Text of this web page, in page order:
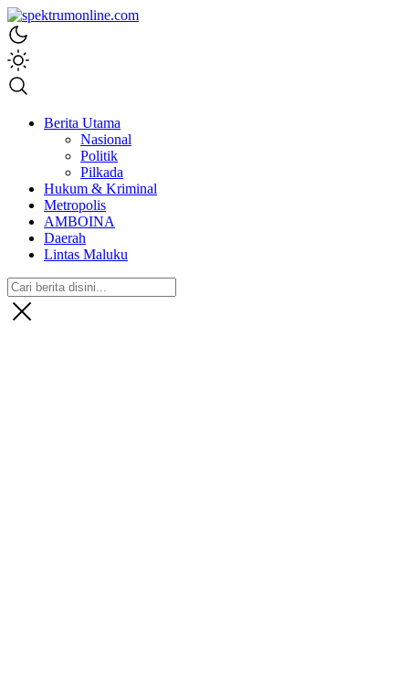
spektrumonline.com
Berita Utama
Nasional
Politik
Pilkada
Hukum & Kriminal
Metropolis
AMBOINA
Daerah
Lintas Maluku